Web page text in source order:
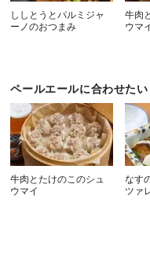
ししとうとパルミジャ
ーノのおつまみ
牛肉
ウマ
ペールエールに合わせた
牛肉とたけのこのシュ
ウマイ
なす
ツァ